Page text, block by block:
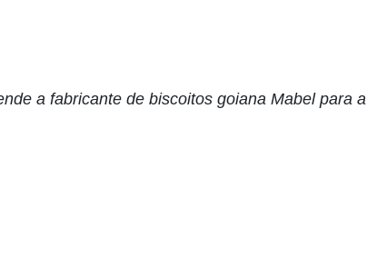
a fabricante de biscoitos goiana Mabel para a